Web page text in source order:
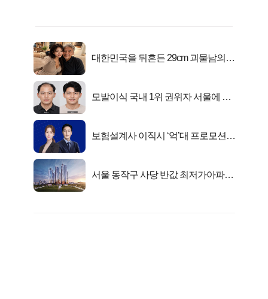
대한민국을 뒤흔든 29cm 괴물남의
모발이식 국내 1위 권위자 서울에 있
보험설계사 이직시 ‘억’대 프로모션!
서울 동작구 사당 반값 최저가아파트